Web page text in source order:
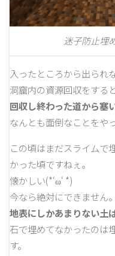
迷子防止埋
入ったところから出られ
洞窟内の資源回収をする
回収し終わった道から塞
なんとも面倒なことをや
この頃はまだスライムで
かった頃ですねぇ。
懐かしい(*‘ω‘ *)
今なら絶対にできません。
地表にしかあまりない土
石で埋めてなかったのは
す。